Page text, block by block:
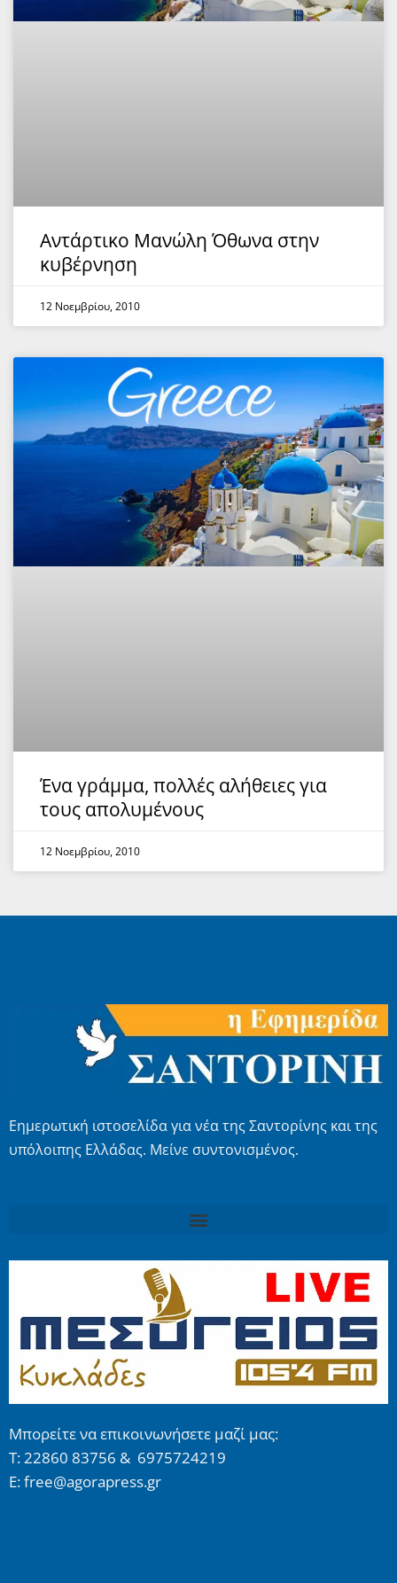
Αντάρτικο Μανώλη Όθωνα στην
κυβέρνηση
12 Νοεμβρίου, 2010
Ένα γράμμα, πολλές αλήθειες για
τους απολυμένους
12 Νοεμβρίου, 2010
Εημερωτική ιστοσελίδα για νέα της Σαντορίνης και της
υπόλοιπης Ελλάδας. Μείνε συντονισμένος.
Μπορείτε να επικοινωνήσετε μαζί μας:
Τ: 22860 83756 & 6975724219
E: free@agorapress.gr